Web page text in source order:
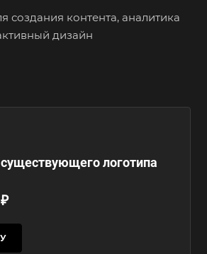
создания контента, аналитика
дизайн
логотипа